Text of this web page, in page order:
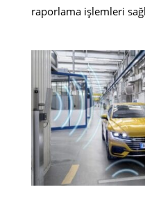
raporlama işlemleri